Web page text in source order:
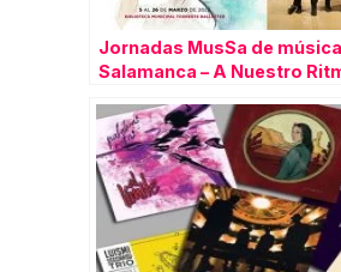
Jornadas MusSa de
Salamanca – A Nuestro